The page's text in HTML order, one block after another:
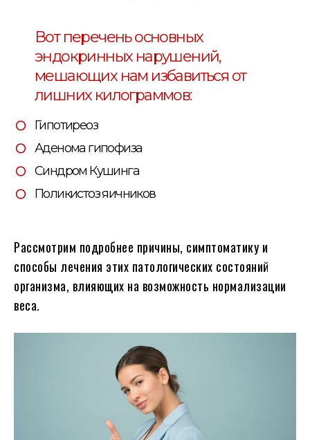
Вот перечень основных
эндокринных нарушений,
мешающих нам избавиться от
лишних килограммов:
Гипотиреоз
Аденома гипофиза
Синдром Кушинга
Поликистоз яичников
Рассмотрим подробнее причины, симптоматику и
способы лечения этих патологических состояний
организма, влияющих на возможность нормализации
веса.